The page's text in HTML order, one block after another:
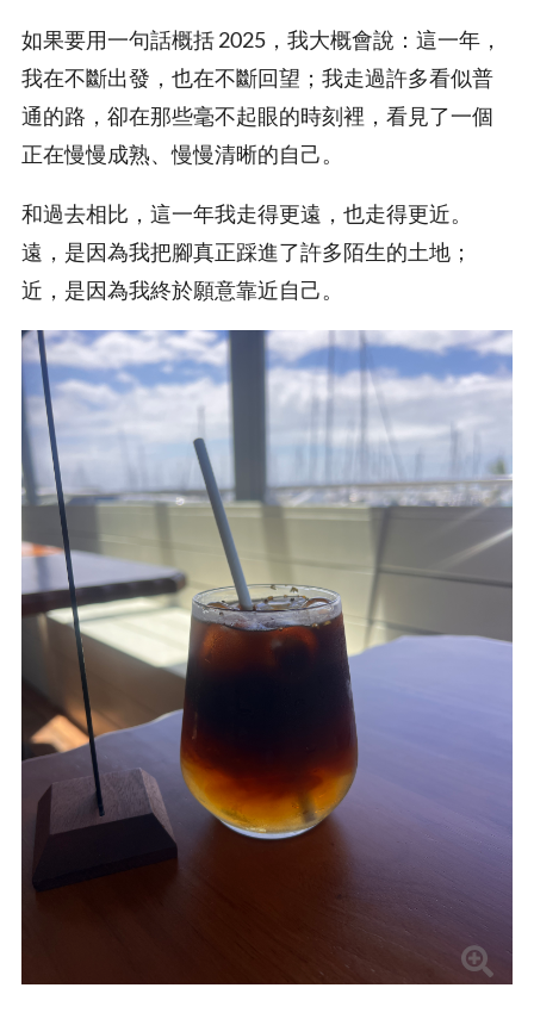
如果要用一句話概括 2025，我大概會說：這一年，
我在不斷出發，也在不斷回望；我走過許多看似普
通的路，卻在那些毫不起眼的時刻裡，看見了一個
正在慢慢成熟、慢慢清晰的自己。
和過去相比，這一年我走得更遠，也走得更近。
遠，是因為我把腳真正踩進了許多陌生的土地；
近，是因為我終於願意靠近自己。